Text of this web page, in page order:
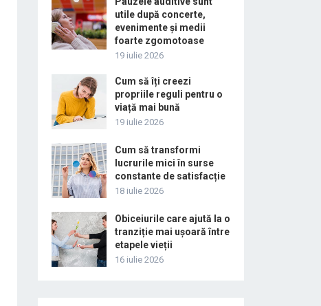
utile după concerte,
evenimente și medii
foarte zgomotoase
19 iulie 2026
Cum să îți creezi
propriile reguli pentru o
viață mai bună
19 iulie 2026
Cum să transformi
lucrurile mici în surse
constante de satisfacție
18 iulie 2026
Obiceiurile care ajută la o
tranziție mai ușoară între
etapele vieții
16 iulie 2026